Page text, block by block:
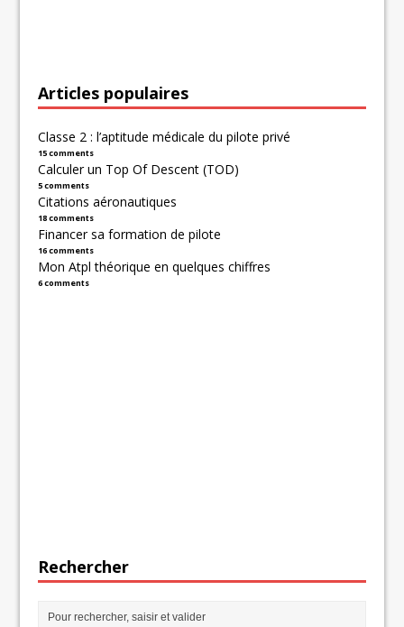
Articles populaires
Classe 2 : l’aptitude médicale du pilote privé
15 comments
Calculer un Top Of Descent (TOD)
5 comments
Citations aéronautiques
18 comments
Financer sa formation de pilote
16 comments
Mon Atpl théorique en quelques chiffres
6 comments
Rechercher